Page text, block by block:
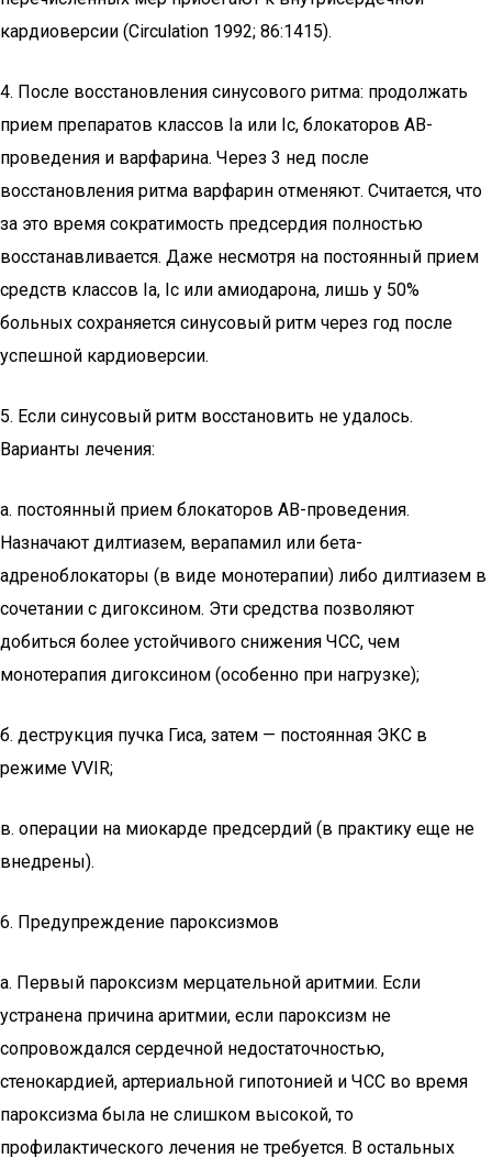
кардиоверсии (Circulation 1992; 86:1415).
4. После восстановления синусового ритма: продолжать
прием препаратов классов Ia или Ic, блокаторов АВ-
проведения и варфарина. Через 3 нед после
восстановления ритма варфарин отменяют. Считается, что
за это время сократимость предсердия полностью
восстанавливается. Даже несмотря на постоянный прием
средств классов Ia, Ic или амиодарона, лишь у 50%
больных сохраняется синусовый ритм через год после
успешной кардиоверсии.
5. Если синусовый ритм восстановить не удалось.
Варианты лечения:
а. постоянный прием блокаторов АВ-проведения.
Назначают дилтиазем, верапамил или бета-
адреноблокаторы (в виде монотерапии) либо дилтиазем в
сочетании с дигоксином. Эти средства позволяют
добиться более устойчивого снижения ЧСС, чем
монотерапия дигоксином (особенно при нагрузке);
б. деструкция пучка Гиса, затем — постоянная ЭКС в
режиме VVIR;
в. операции на миокарде предсердий (в практику еще не
внедрены).
6. Предупреждение пароксизмов
а. Первый пароксизм мерцательной аритмии. Если
устранена причина аритмии, если пароксизм не
сопровождался сердечной недостаточностью,
стенокардией, артериальной гипотонией и ЧСС во время
пароксизма была не слишком высокой, то
профилактического лечения не требуется. В остальных